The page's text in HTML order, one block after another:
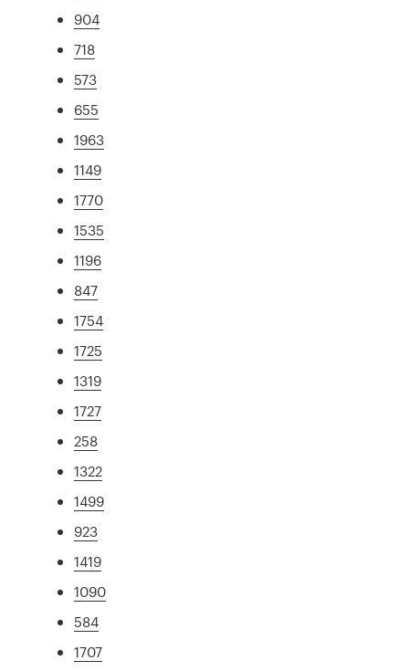
904
718
573
655
1963
1149
1770
1535
1196
847
1754
1725
1319
1727
258
1322
1499
923
1419
1090
584
1707